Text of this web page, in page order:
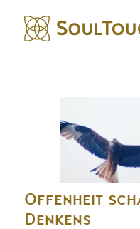
Offenheit
Denkens